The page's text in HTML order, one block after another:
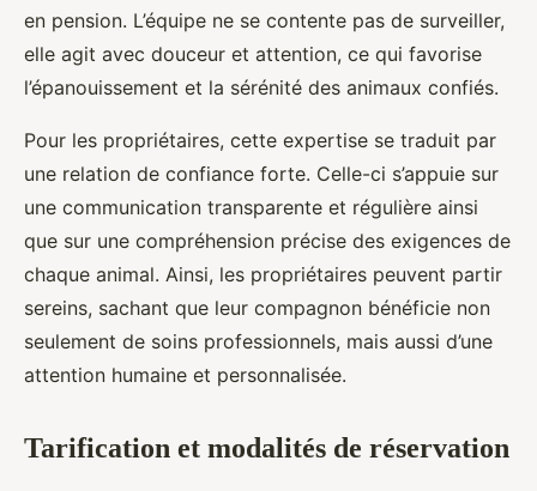
en pension. L’équipe ne se contente pas de surveiller,
elle agit avec douceur et attention, ce qui favorise
l’épanouissement et la sérénité des animaux confiés.
Pour les propriétaires, cette expertise se traduit par
une relation de confiance forte. Celle-ci s’appuie sur
une communication transparente et régulière ainsi
que sur une compréhension précise des exigences de
chaque animal. Ainsi, les propriétaires peuvent partir
sereins, sachant que leur compagnon bénéficie non
seulement de soins professionnels, mais aussi d’une
attention humaine et personnalisée.
Tarification et modalités de réservation